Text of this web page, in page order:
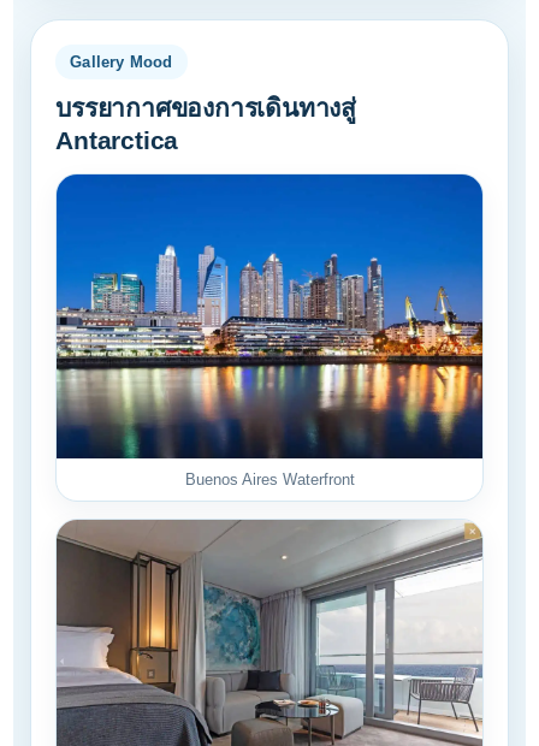
Gallery Mood
บรรยากาศของการเดินทางสู่
Antarctica
Buenos Aires Waterfront